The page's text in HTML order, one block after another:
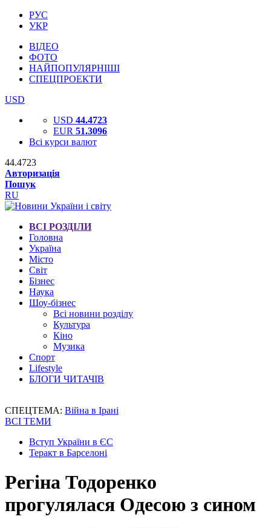
РУС
УКР
ВІДЕО
ФОТО
НАЙПОПУЛЯРНІШІ
СПЕЦПРОЕКТИ
USD
USD 44.4723
EUR 51.3096
Всі курси валют
44.4723
Авторизація
Пошук
RU
ВСІ РОЗДІЛИ
Головна
Україна
Місто
Світ
Бізнес
Наука
Шоу-бізнес
Всі новини розділу
Культура
Кіно
Музика
Спорт
Lifestyle
БЛОГИ ЧИТАЧІВ
СПЕЦТЕМА: Війна в Ірані
ВСІ ТЕМИ
Вступ України в ЄС
Теракт в Барселоні
Регіна Тодоренко
прогулялася Одесою з сином